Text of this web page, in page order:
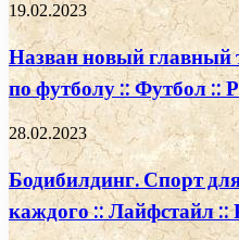
19.02.2023
Назван новый главный
по футболу :: Футбол ::
28.02.2023
Бодибилдинг. Спорт
каждого :: Лайфстайл